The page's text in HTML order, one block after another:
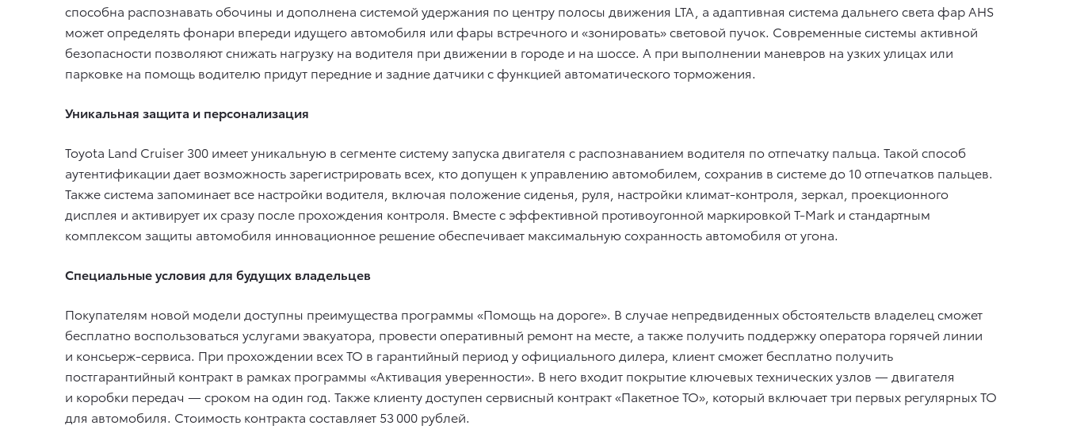
способна распознавать обочины и дополнена системой удержания по центру полосы движения LTA, а адаптивная система дальнего света фар AHS
может определять фонари впереди идущего автомобиля или фары встречного и «зонировать» световой пучок. Современные системы активной
безопасности позволяют снижать нагрузку на водителя при движении в городе и на шоссе. А при выполнении маневров на узких улицах или
парковке на помощь водителю придут передние и задние датчики с функцией автоматического торможения.
Уникальная защита и персонализация
Toyota Land Cruiser 300 имеет уникальную в сегменте систему запуска двигателя с распознаванием водителя по отпечатку пальца. Такой способ
аутентификации дает возможность зарегистрировать всех, кто допущен к управлению автомобилем, сохранив в системе до 10 отпечатков пальцев.
Также система запоминает все настройки водителя, включая положение сиденья, руля, настройки климат-контроля, зеркал, проекционного
дисплея и активирует их сразу после прохождения контроля. Вместе с эффективной противоугонной маркировкой T-Mark и стандартным
комплексом защиты автомобиля инновационное решение обеспечивает максимальную сохранность автомобиля от угона.
Специальные условия для будущих владельцев
Покупателям новой модели доступны преимущества программы «Помощь на дороге». В случае непредвиденных обстоятельств владелец сможет
бесплатно воспользоваться услугами эвакуатора, провести оперативный ремонт на месте, а также получить поддержку оператора горячей линии
и консьерж-сервиса. При прохождении всех ТО в гарантийный период у официального дилера, клиент сможет бесплатно получить
постгарантийный контракт в рамках программы «Активация уверенности». В него входит покрытие ключевых технических узлов — двигателя
и коробки передач — сроком на один год. Также клиенту доступен сервисный контракт «Пакетное ТО», который включает три первых регулярных ТО
для автомобиля. Стоимость контракта составляет 53 000 рублей.